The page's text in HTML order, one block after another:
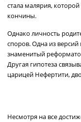
стала малярия,
кончины.
Однако личность
споров. Одна из версий
знаменитый
Другая гипотеза
царицей Нефертити,
Несмотря на все